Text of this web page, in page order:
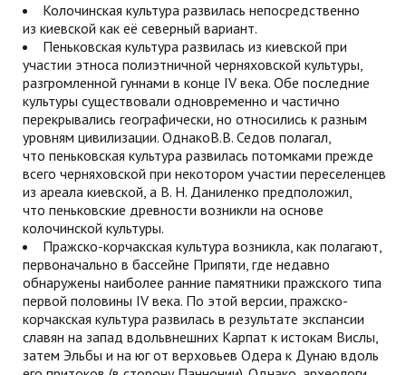
Колочинская культура развилась непосредственно
из киевской как её северный вариант.
Пеньковская культура развилась из киевской при
участии этноса полиэтничной черняховской культуры,
разгромленной гуннами в конце IV века. Обе последние
культуры существовали одновременно и частично
перекрывались географически, но относились к разным
уровням цивилизации. ОднакоВ.В. Седов полагал,
что пеньковская культура развилась потомками прежде
всего черняховской при некотором участии переселенцев
из ареала киевской, а В. Н. Даниленко предположил,
что пеньковские древности возникли на основе
колочинской культуры.
Пражско-корчакская культура возникла, как полагают,
первоначально в бассейне Припяти, где недавно
обнаружены наиболее ранние памятники пражского типа
первой половины IV века. По этой версии, пражско-
корчакская культура развилась в результате экспансии
славян на запад вдольвнешних Карпат к истокам Вислы,
затем Эльбы и на юг от верховьев Одера к Дунаю вдоль